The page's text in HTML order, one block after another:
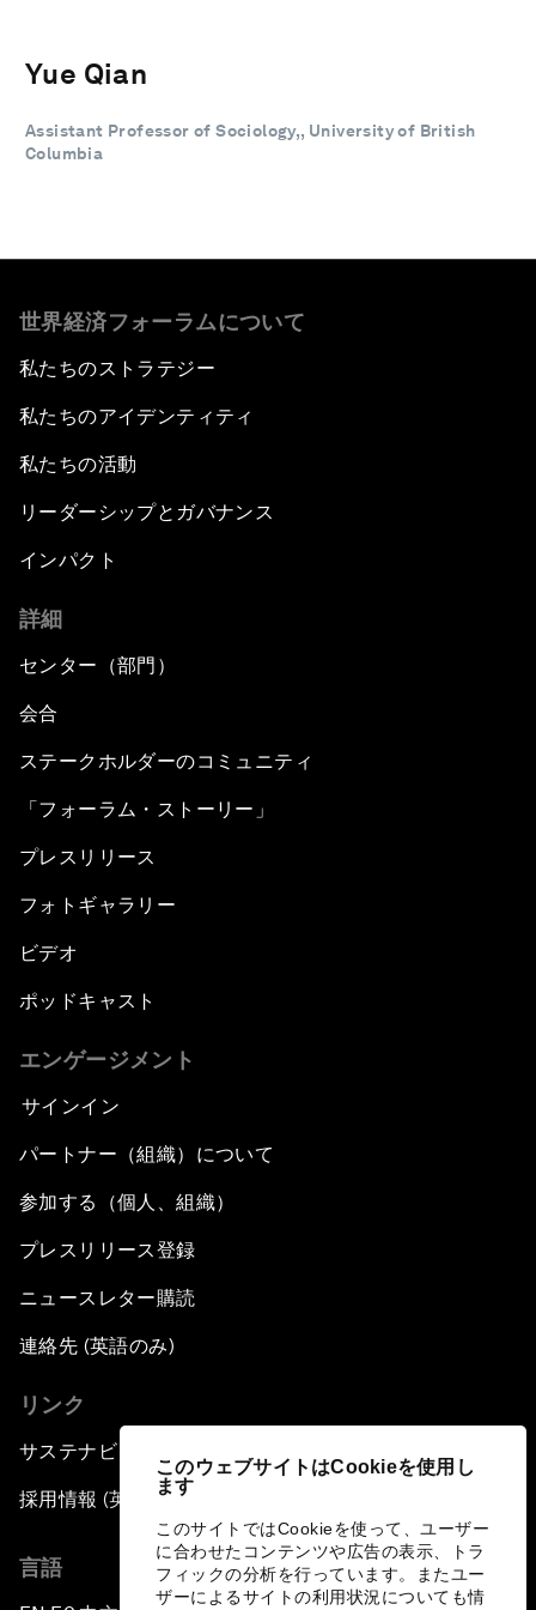
このウェブサイトはCookieを使用し
ます
このサイトではCookieを使って、ユーザー
に合わせたコンテンツや広告の表示、トラ
フィックの分析を行っています。またユー
ザーによるサイトの利用状況についても情
Yue Qian
Assistant Professor of Sociology,, University of British
Columbia
世界経済フォーラムについて
私たちのストラテジー
私たちのアイデンティティ
私たちの活動
リーダーシップとガバナンス
インパクト
詳細
センター（部門）
会合
ステークホルダーのコミュニティ
「フォーラム・ストーリー」
プレスリリース
フォトギャラリー
ビデオ
ポッドキャスト
エンゲージメント
サインイン
パートナー（組織）について
参加する（個人、組織）
プレスリリース登録
ニュースレター購読
連絡先 (英語のみ)
リンク
サステナビリティへの取り組み
採用情報 (英語のみ)
言語